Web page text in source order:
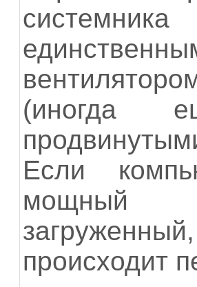
(иногда
Если
мощный
происходит